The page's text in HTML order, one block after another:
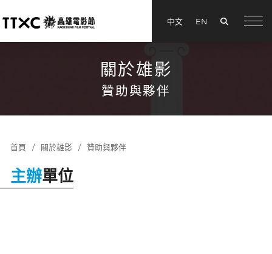
中文 EN
關於雄影
贊助與夥伴
首頁 關於雄影 贊助與夥伴
主辦單位